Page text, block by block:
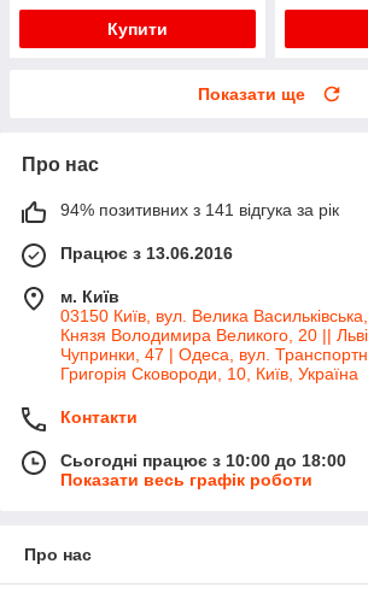
Купити
Показати ще
Про нас
94% позитивних з 141 відгука за рік
Працює з 13.06.2016
м. Київ
03150 Київ, вул. Велика
Князя Володимира Великого, 20 ||
Чупринки, 47 | Одеса, вул.
Григорія Сковороди, 10, Київ, Україна
Контакти
Сьогодні працює з 10:00 до 18:00
Показати весь графік роботи
Про нас